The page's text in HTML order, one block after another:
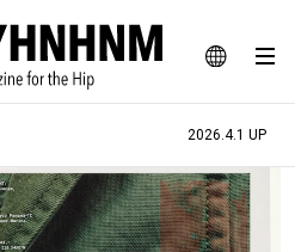
JA
EN
BLOG SNAP
ャー、ライフスタイルWEBマガジン
2026.4.1 UP